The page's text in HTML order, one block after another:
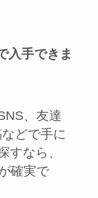
入手できま
、友達
どで手に
すなら、
確実で